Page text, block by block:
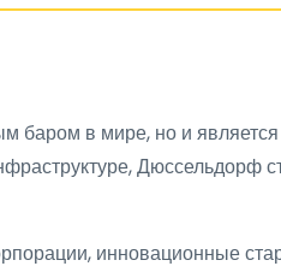
баром в мире, но и
Дюссельдорф
инновационные